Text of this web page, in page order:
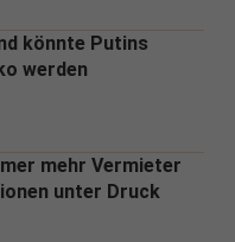
könnte Putins
werden
mehr Vermieter
unter Druck